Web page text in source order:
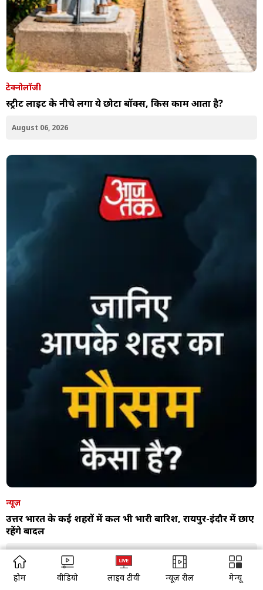
टेक्नोलॉजी
स्ट्रीट लाइट के नीचे लगा ये छोटा बॉक्स, किस काम आता है?
August 06, 2026
न्यूज़
उत्तर भारत के कई शहरों में कल भी भारी बारिश, रायपुर-इंदौर में छाए
रहेंगे बादल
August 06, 2026
होम वीडियो लाइव टीवी न्यूज़ रील मेन्यू